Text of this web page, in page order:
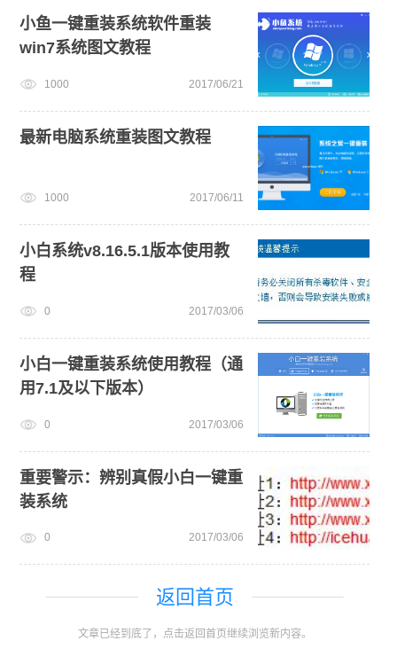
小鱼一键重装系统软件重装
win7系统图文教程
1000 2017/06/21
最新电脑系统重装图文教程
1000 2017/06/11
小白系统v8.16.5.1版本使用教
程
0 2017/03/06
小白一键重装系统使用教程（通
用7.1及以下版本）
0 2017/03/06
重要警示：辨别真假小白一键重
装系统
0 2017/03/06
返回首页
文章已经到底了，点击返回首页继续浏览新内容。